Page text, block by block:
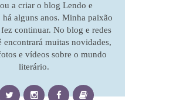
a criar o blog Lendo e
há alguns anos. Minha paixão
continuar. No blog e redes
encontrará muitas novidades,
e vídeos sobre o mundo
literário.